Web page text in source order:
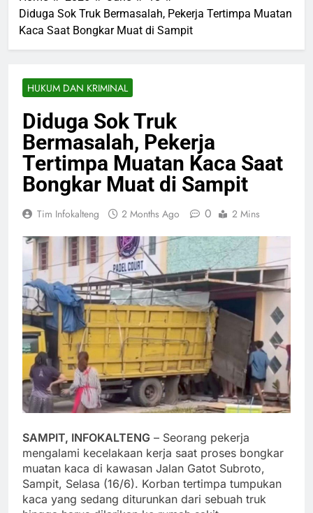
Diduga Sok Truk Bermasalah, Pekerja Tertimpa Muatan
Kaca Saat Bongkar Muat di Sampit
HUKUM DAN KRIMINAL
Diduga Sok Truk
Bermasalah, Pekerja
Tertimpa Muatan Kaca Saat
Bongkar Muat di Sampit
Tim Infokalteng 2 Months Ago 0 2 Mins
SAMPIT, INFOKALTENG – Seorang pekerja
mengalami kecelakaan kerja saat proses bongkar
muatan kaca di kawasan Jalan Gatot Subroto,
Sampit, Selasa (16/6). Korban tertimpa tumpukan
kaca yang sedang diturunkan dari sebuah truk